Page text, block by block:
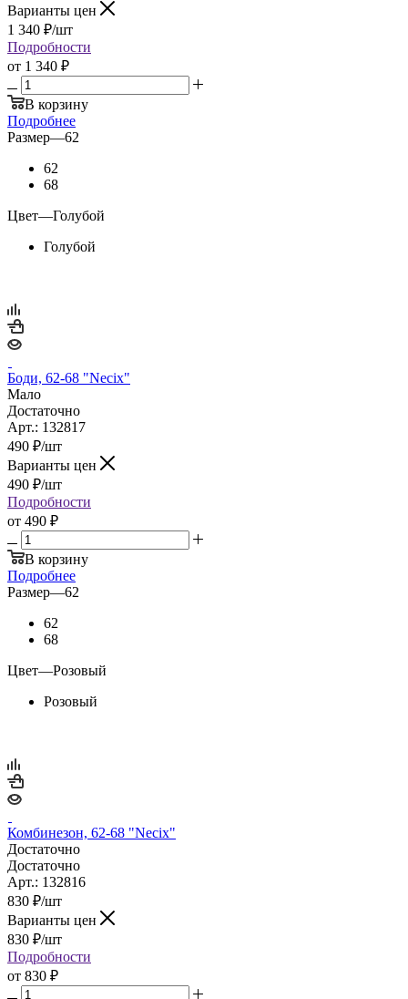
Варианты цен
1 340 ₽/шт
Подробности
от 1 340 ₽
В корзину
Подробнее
Размер—62
62
68
Цвет—Голубой
Голубой
Боди, 62-68 "Necix"
Мало
Достаточно
Арт.: 132817
490 ₽/шт
Варианты цен
490 ₽/шт
Подробности
от 490 ₽
В корзину
Подробнее
Размер—62
62
68
Цвет—Розовый
Розовый
Комбинезон, 62-68 "Necix"
Достаточно
Достаточно
Арт.: 132816
830 ₽/шт
Варианты цен
830 ₽/шт
Подробности
от 830 ₽